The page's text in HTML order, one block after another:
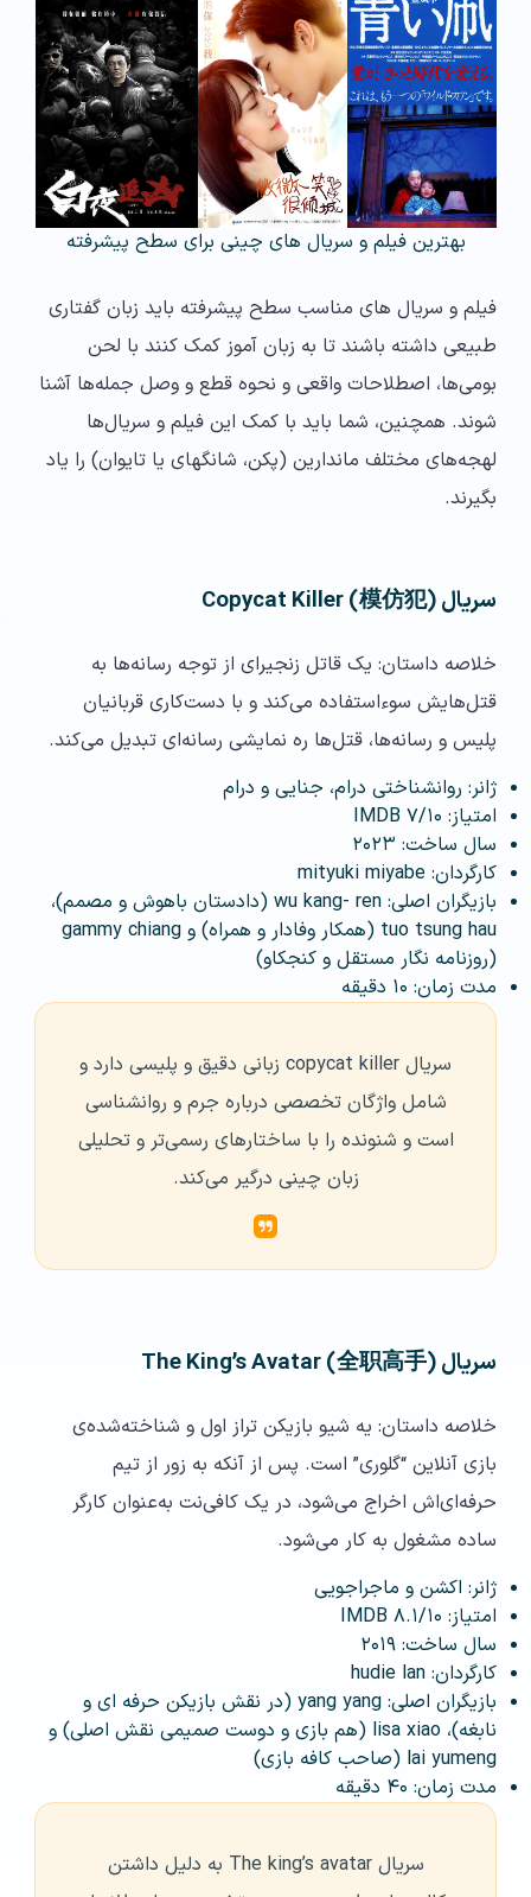
بهترین فیلم و سریال های چینی برای سطح پیشرفته
فیلم و سریال های مناسب سطح پیشرفته باید زبان گفتاری
طبیعی داشته باشند تا به زبان آموز کمک کنند با لحن
بومی‌ها، اصطلاحات واقعی و نحوه قطع و وصل جمله‌ها آشنا
شوند. همچنین، شما باید با کمک این فیلم و سریال‌ها
لهجه‌های مختلف ماندارین (پکن، شانگهای یا تایوان) را یاد
بگیرند.
سریال Copycat Killer (模仿犯)
خلاصه داستان: یک قاتل زنجیرای از توجه رسانه‌ها به
قتل‌هایش سوءاستفاده می‌کند و با دست‌کاری قربانیان
پلیس و رسانه‌ها، قتل‌ها ره نمایشی رسانه‌ای تبدیل می‌کند.
ژانر: روانشناختی درام، جنایی و درام
امتیاز: ۷/۱۰ IMDB
سال ساخت: ۲۰۲۳
کارگردان: mityuki miyabe
بازیگران اصلی: wu kang- ren (دادستان باهوش و مصمم)،
tuo tsung hau (همکار وفادار و همراه) و gammy chiang
(روزنامه نگار مستقل و کنجکاو)
مدت زمان: ۱۰ دقیقه
سریال copycat killer زبانی دقیق و پلیسی دارد و
شامل واژگان تخصصی درباره جرم و روانشناسی
است و شنونده را با ساختارهای رسمی‌تر و تحلیلی
زبان چینی درگیر می‌کند.
سریال The King’s Avatar (全职高手)
خلاصه داستان: یه شیو بازیکن تراز اول و شناخته‌شده‌ی
بازی آنلاین “گلوری” است. پس از آنکه به زور از تیم
حرفه‌ای‌اش اخراج می‌شود، در یک کافی‌نت به‌عنوان کارگر
ساده مشغول به کار می‌شود.
ژانر: اکشن و ماجراجویی
امتیاز: ۸.۱/۱۰ IMDB
سال ساخت: ۲۰۱۹
کارگردان: hudie lan
بازیگران اصلی: yang yang (در نقش بازیکن حرفه ای و
نابغه)، lisa xiao (هم بازی و دوست صمیمی نقش اصلی) و
lai yumeng (صاحب کافه بازی)
مدت زمان: ۴۰ دقیقه
سریال The king’s avatar به دلیل داشتن